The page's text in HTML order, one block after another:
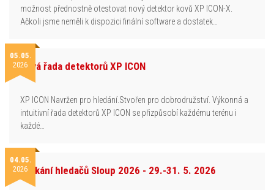
možnost přednostně otestovat nový detektor kovů XP ICON-X.
Ačkoli jsme neměli k dispozici finální software a dostatek…
05.05.
2026Nová řada detektorů XP ICON
XP ICON Navržen pro hledání.Stvořen pro dobrodružství. Výkonná a
intuitivní řada detektorů XP ICON se přizpůsobí každému terénu i
každé…
04.05.
2026Setkání hledačů Sloup 2026 - 29.-31. 5. 2026